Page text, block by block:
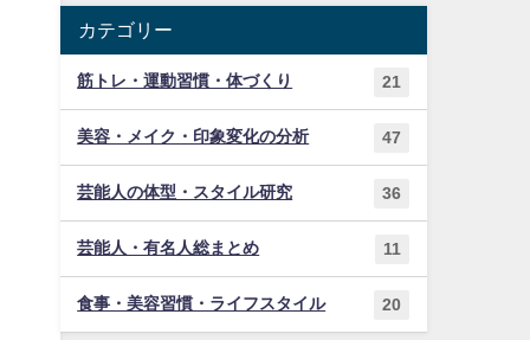
カテゴリー
筋トレ・運動習慣・体づくり 21
美容・メイク・印象変化の分析 47
芸能人の体型・スタイル研究 36
芸能人・有名人総まとめ 11
食事・美容習慣・ライフスタイル 20